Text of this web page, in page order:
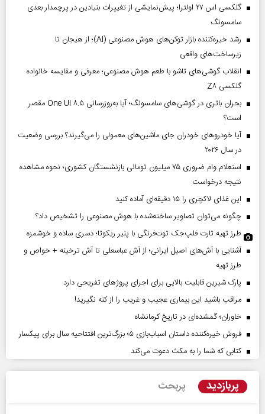
گلکسی اس ۲۷ اولترا؛ پیش‌نمایشی از تغییرات بنیادین در پرچمدار بعدی
سامسونگ
رشد خیره‌کننده بازار توکن‌های هوش مصنوعی (AI)؛ از هیجان تا
زیرساخت‌های واقعی
انقلاب گوشی‌های تاشو‌ با طعم هوش مصنوعی؛ معرفی و مقایسه خانواده
گلکسی Z۸
بحران باتری در گوشی‌های سامسونگ؛ آیا به‌روزرسانی One UI ۸.۵ مقصر
است؟
آیا خودروهای خودران جای ماشین‌های معمولی را می‌گیرند؟ بررسی وضعیت
در سال ۲۰۲۶
استعلام وام ضروری ۷۵ میلیون تومانی بازنشستگان کشوری؛ نحوه مشاهده
نتیجه درخواست
این غذای لاکچری را ۱۵ دقیقه‌ای آماده کنید
چگونه می‌توان تصاویر ساخته‌شده با هوش مصنوعی را تشخیص داد؟
طرز تهیه تارت فلپ‌جک توت‌فرنگی با پنیر ریکوتا؛ دسری ساده و خوشمزه
آشنایی با آش‌های اصیل ایرانی؛ از آش عباسعلی تا آش ترخینه + خواص و
طرز تهیه
پارک شیرین قابلیت‌ بالایی برای اجرای پروژهای تفریحی دارد
مراقب باشید این بیماری عجیب و غریب را از کنه نگیرید!
خاوران؛ گمشده‌ای در تاریخ کرمانشاه
فروش خیره‌کننده داستان اسباب‌بازی ۵؛ بزرگ‌ترین افتتاحیه سال برای پیکسار
کتابی که شما را به مکث دعوت می‌کند
پربازدید پربحث